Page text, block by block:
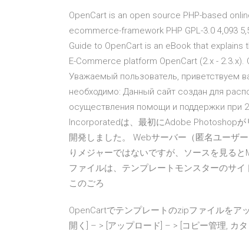
OpenCart is an open source PHP-based
ecommerce-framework PHP GPL-3.0 4,093
Guide to OpenCart is an eBook that
E-Commerce platform OpenCart (2.x -
Уважаемый пользователь, приветствуем
необходимо: Данный сайт создан для
осуществления помощи и поддержки при
Incorporatedは、最初にAdobe Photoshopが
開発しました。 Webサーバー（匿名ユーザ
りメジャーではないですが、ソースを見る
ファイルは、テンプレートモンスターのサ
このごろ
OpenCartでテンプレートのzipファイルをア
開く] – > [アップロード] – > [コピー管理, カ